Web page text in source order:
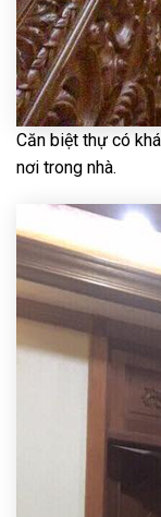
Căn biệt thự có
nơi trong nhà.